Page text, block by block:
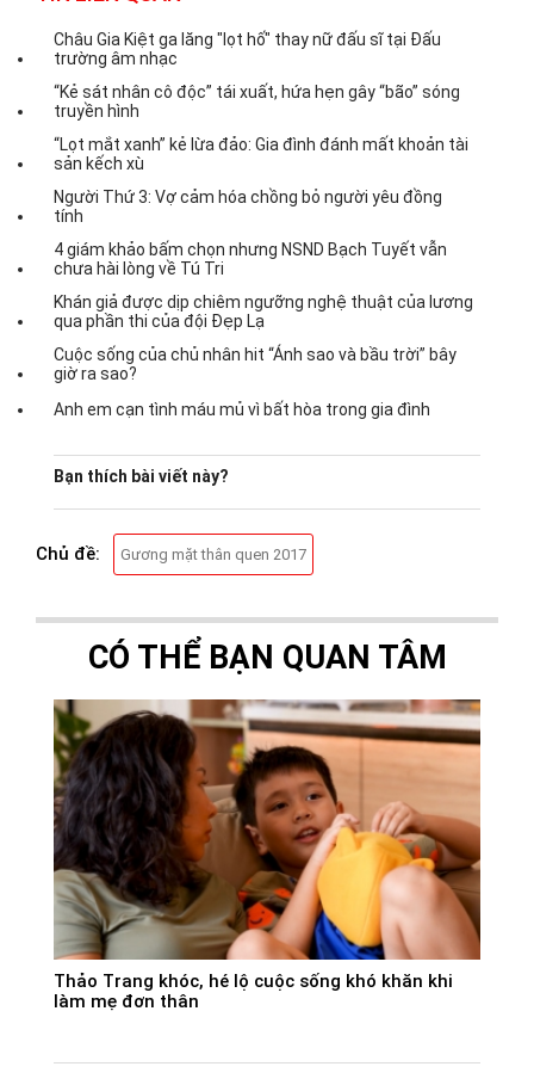
Châu Gia Kiệt ga lăng "lọt hố" thay nữ đấu sĩ tại Đấu
trường âm nhạc
“Kẻ sát nhân cô độc” tái xuất, hứa hẹn gây “bão” sóng
truyền hình
“Lọt mắt xanh” kẻ lừa đảo: Gia đình đánh mất khoản tài
sản kếch xù
Người Thứ 3: Vợ cảm hóa chồng bỏ người yêu đồng
tính
4 giám khảo bấm chọn nhưng NSND Bạch Tuyết vẫn
chưa hài lòng về Tú Tri
Khán giả được dịp chiêm ngưỡng nghệ thuật của lương
qua phần thi của đội Đẹp Lạ
Cuộc sống của chủ nhân hit “Ánh sao và bầu trời” bây
giờ ra sao?
Anh em cạn tình máu mủ vì bất hòa trong gia đình
Bạn thích bài viết này?
Chủ đề: Gương mặt thân quen 2017
CÓ THỂ BẠN QUAN TÂM
Thảo Trang khóc, hé lộ cuộc sống khó khăn khi
làm mẹ đơn thân